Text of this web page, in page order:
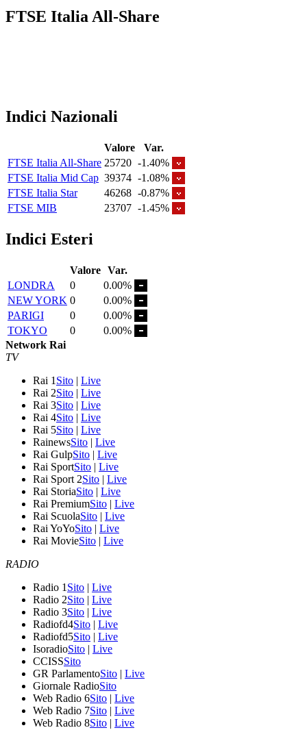
FTSE Italia All-Share
Indici Nazionali
Valore
Var.
FTSE Italia All-Share 25720 -1.40%
FTSE Italia Mid Cap 39374 -1.08%
FTSE Italia Star
46268 -0.87%
FTSE MIB
23707 -1.45%
Indici Esteri
Valore Var.
LONDRA
0
0.00%
NEW YORK 0
0.00%
PARIGI
0
0.00%
TOKYO
0
0.00%
Network Rai
TV
Rai 1 Sito | Live
Rai 2Sito | Live
Rai 3Sito | Live
Rai 4Sito | Live
Rai 5Sito | Live
RainewsSito | Live
Rai GulpSito | Live
Rai SportSito | Live
Rai Sport 2Sito | Live
Rai StoriaSito | Live
Rai PremiumSito | Live
Rai ScuolaSito | Live
Rai YoYoSito | Live
Rai MovieSito | Live
RADIO
Radio 1 Sito | Live
Radio 2Sito | Live
Radio 3Sito | Live
Radiofd4Sito | Live
Radiofd5Sito | Live
IsoradioSito | Live
CCISSSito
GR ParlamentoSito | Live
Giornale RadioSito
Web Radio 6Sito | Live
Web Radio 7Sito | Live
Web Radio 8Sito | Live